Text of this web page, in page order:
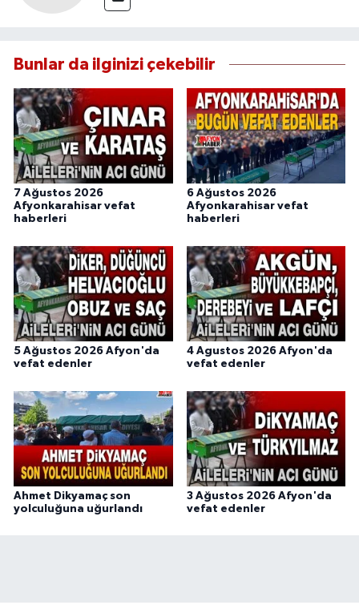
Bunlar da ilginizi çekebilir
7 Ağustos 2026
Afyonkarahisar vefat
haberleri
6 Ağustos 2026
Afyonkarahisar vefat
haberleri
5 Ağustos 2026 Afyon'da
vefat edenler
4 Agustos 2026 Afyon'da
vefat edenler
Ahmet Dikyamaç son
yolculuğuna uğurlandı
3 Ağustos 2026 Afyon'da
vefat edenler